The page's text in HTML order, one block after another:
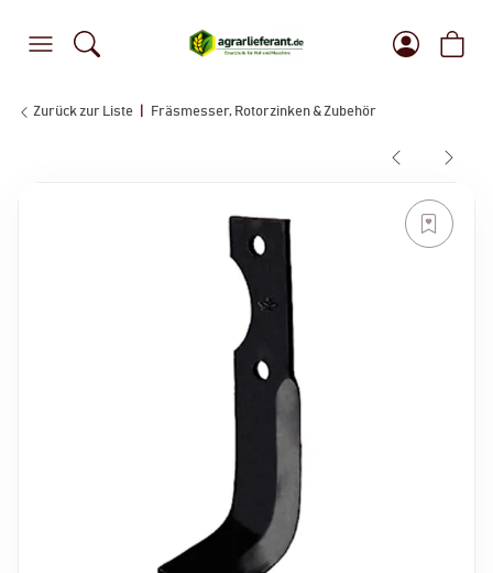
Zurück zur Liste Fräsmesser, Rotorzinken & Zubehör